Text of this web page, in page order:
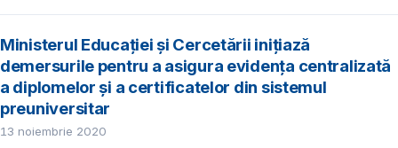
Ministerul Educației și Cercetării inițiază
demersurile pentru a asigura evidența centralizată
a diplomelor și a certificatelor din sistemul
preuniversitar
13 noiembrie 2020